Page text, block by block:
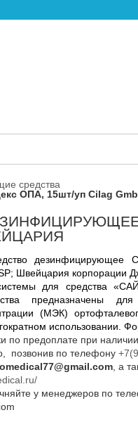
средства
ОПА, 15шт/уп Cilag
дезинфицирующее
Швейцария корпорации
системы для средства
предназначены для
(МЭК)
использовании.
по предоплате при
позвонив по телефону
, а
у менеджеров по